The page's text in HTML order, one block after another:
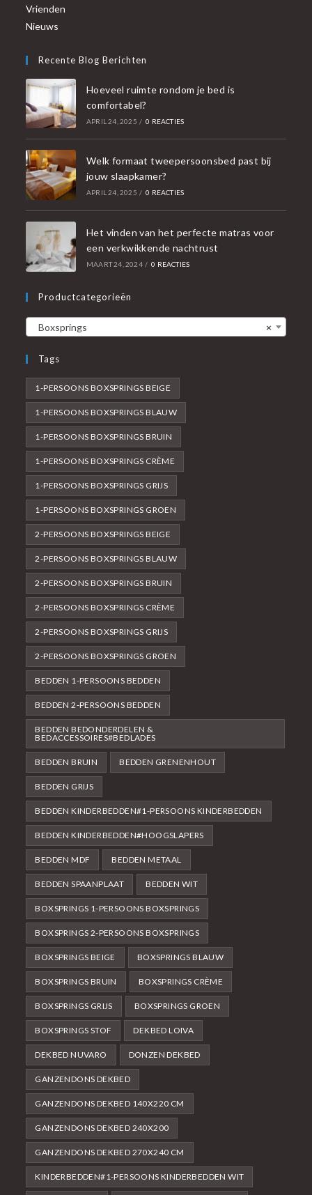
Vrienden
Nieuws
Recente Blog Berichten
Hoeveel ruimte rondom je bed is
comfortabel?
APRIL 24, 2025 / 0 REACTIES
Welk formaat tweepersoonsbed past bij
jouw slaapkamer?
APRIL 24, 2025 / 0 REACTIES
Het vinden van het perfecte matras voor
een verkwikkende nachtrust
MAART 24, 2024 / 0 REACTIES
Productcategorieën
×
Boxsprings
Tags
1-PERSOONS BOXSPRINGS BEIGE
1-PERSOONS BOXSPRINGS BLAUW
1-PERSOONS BOXSPRINGS BRUIN
1-PERSOONS BOXSPRINGS CRÈME
1-PERSOONS BOXSPRINGS GRIJS
1-PERSOONS BOXSPRINGS GROEN
2-PERSOONS BOXSPRINGS BEIGE
2-PERSOONS BOXSPRINGS BLAUW
2-PERSOONS BOXSPRINGS BRUIN
2-PERSOONS BOXSPRINGS CRÈME
2-PERSOONS BOXSPRINGS GRIJS
2-PERSOONS BOXSPRINGS GROEN
BEDDEN 1-PERSOONS BEDDEN
BEDDEN 2-PERSOONS BEDDEN
BEDDEN BEDONDERDELEN &
BEDACCESSOIRES#BEDLADES
BEDDEN BRUIN BEDDEN GRENENHOUT
BEDDEN GRIJS
BEDDEN KINDERBEDDEN#1-PERSOONS KINDERBEDDEN
BEDDEN KINDERBEDDEN#HOOGSLAPERS
BEDDEN MDF BEDDEN METAAL
BEDDEN SPAANPLAAT BEDDEN WIT
BOXSPRINGS 1-PERSOONS BOXSPRINGS
BOXSPRINGS 2-PERSOONS BOXSPRINGS
BOXSPRINGS BEIGE BOXSPRINGS BLAUW
BOXSPRINGS BRUIN BOXSPRINGS CRÈME
BOXSPRINGS GRIJS BOXSPRINGS GROEN
BOXSPRINGS STOF DEKBED LOIVA
DEKBED NUVARO DONZEN DEKBED
GANZENDONS DEKBED
GANZENDONS DEKBED 140X220 CM
GANZENDONS DEKBED 240X200
GANZENDONS DEKBED 270X240 CM
KINDERBEDDEN#1-PERSOONS KINDERBEDDEN WIT